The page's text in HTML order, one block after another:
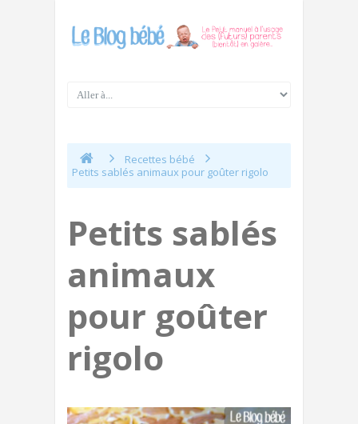
Recettes bébé
Petits sablés animaux pour goûter rigolo
Petits sablés
animaux
pour goûter
rigolo